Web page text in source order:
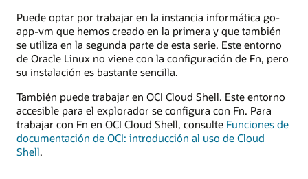
Puede optar por trabajar en la instancia informática go-
app-vm que hemos creado en la primera y que también
se utiliza en la segunda parte de esta serie. Este entorno
de Oracle Linux no viene con la configuración de Fn, pero
su instalación es bastante sencilla.
También puede trabajar en OCI Cloud Shell. Este entorno
accesible para el explorador se configura con Fn. Para
trabajar con Fn en OCI Cloud Shell, consulte Funciones de
documentación de OCI: introducción al uso de Cloud
Shell.